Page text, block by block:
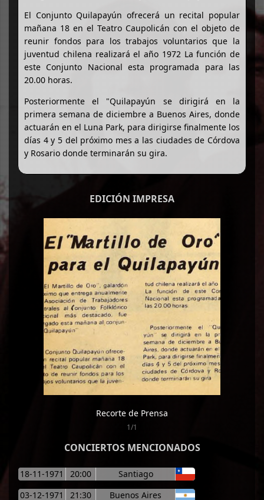
El Conjunto Quilapayún ofrecerá un recital popular
mañana 18 en el Teatro Caupolicán con el objeto de
reunir fondos para los trabajos voluntarios que la
juventud chilena realizará el año 1972 La función de
este Conjunto Nacional esta programada para las
20.00 horas.
Posteriormente el "Quilapayún se dirigirá en la
primera semana de diciembre a Buenos Aires, donde
actuarán en el Luna Park, para dirigirse finalmente los
días 4 y 5 del próximo mes a las ciudades de Córdova
y Rosario donde terminarán su gira.
EDICIÓN IMPRESA
Recorte de Prensa
1/1
CONCIERTOS MENCIONADOS
18-11-1971 20:00
Santiago
03-12-1971
21:30 Buenos Aires